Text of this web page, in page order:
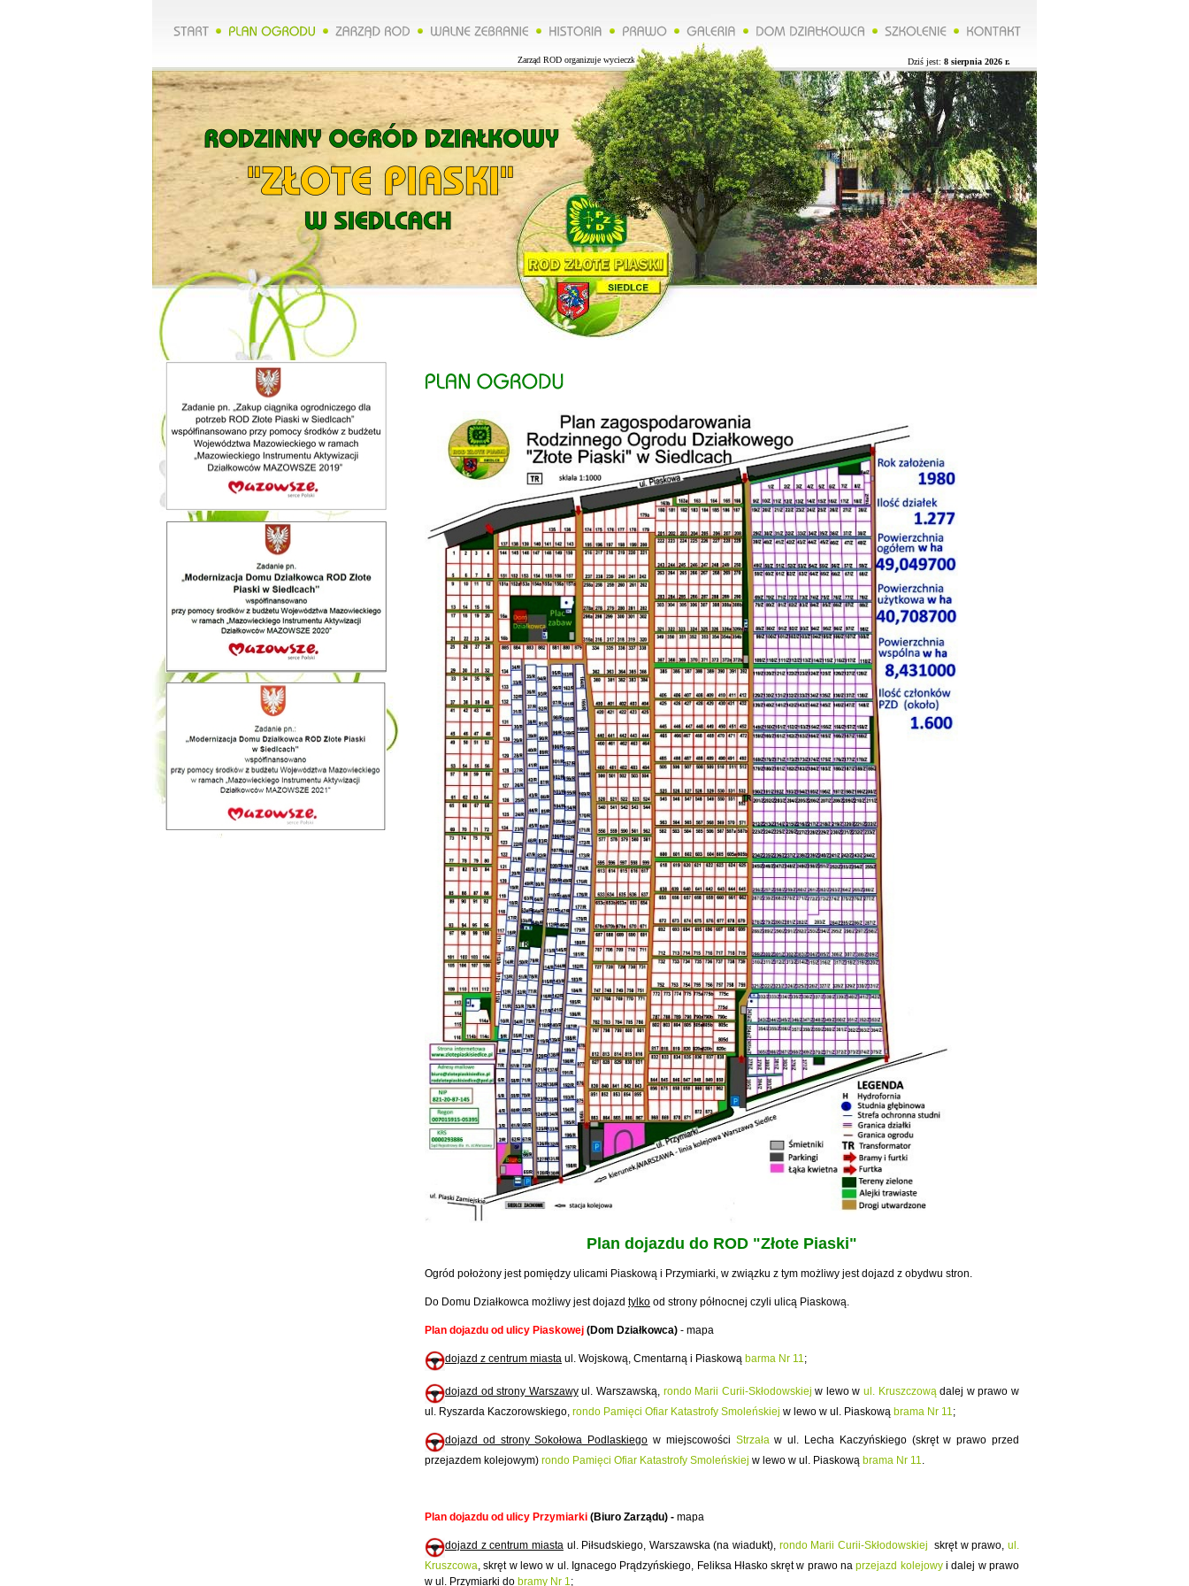
Zarząd ROD organizuje wycieczkę do Lublina więcej na naszej stronie.**********Zarząd ROD organizuje wycieczkę do Lublina więcej na naszej stronie.**********Zarząd ROD
Dziś jest: 8 sierpnia 2026 r.
Plan dojazdu do ROD "Złote Piaski"
Ogród położony jest pomiędzy ulicami Piaskową i Przymiarki, w związku z tym możliwy jest dojazd z obydwu stron.
Do Domu Działkowca możliwy jest dojazd tylko od strony północnej czyli ulicą Piaskową.
Plan dojazdu od ulicy Piaskowej (Dom Działkowca) - mapa
dojazd z centrum miasta ul. Wojskową, Cmentarną i Piaskową barma Nr 11;
dojazd od strony Warszawyul. Warszawską, rondo Marii Curii-Skłodowskiej w lewo wul. Kruszczowądalej w prawo w
ul. Ryszarda Kaczorowskiego, rondo Pamięci Ofiar Katastrofy Smoleńskiej w lewo w ul. Piaskową brama Nr 11;
dojazd od strony Sokołowa Podlaskiego w miejscowości Strzaław ul. Lecha Kaczyńskiego (skręt w prawo przed
przejazdem kolejowym) rondo Pamięci Ofiar Katastrofy Smoleńskiej w lewo w ul. Piaskową brama Nr 11.
Plan dojazdu od ulicy Przymiarki (Biuro Zarządu) - mapa
dojazd z centrum miastaul. Piłsudskiego, Warszawska (na wiadukt), rondo Marii Curii-Skłodowskiej skręt w prawo, ul.
Kruszcowa, skręt w lewo w ul. Ignacego Prądzyńskiego, Feliksa Hłasko skręt w prawo naprzejazd kolejowyi dalej w prawo
w ul. Przymiarki do bramy Nr 1;